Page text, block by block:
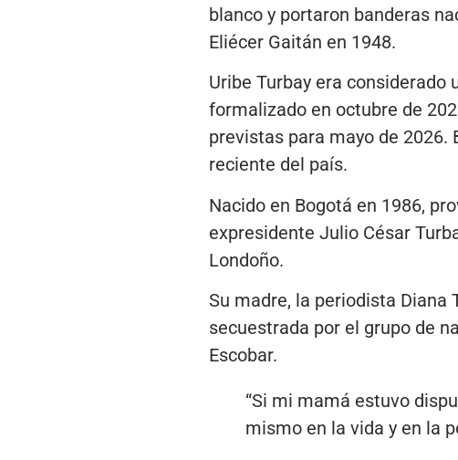
blanco y portaron banderas
Eliécer Gaitán en 1948.
Uribe Turbay era
formalizado en octubre de
previstas para mayo de
reciente del país.
Nacido en Bogotá en 1986,
expresidente Julio César
Londoño.
Su madre, la periodista Diana
secuestrada por el grupo de
Escobar.
“Si mi mamá estuvo
mismo en la vida y en la